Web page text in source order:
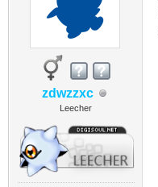
zdwzzxc
Leecher